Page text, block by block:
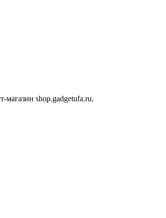
магазин shop.gadgetufa.ru.